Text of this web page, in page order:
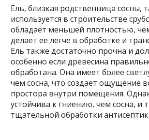
Ель, близкая родственница сосны,
используется в строительстве
обладает меньшей плотностью,
делает ее легче в обработке и
Ель также достаточно прочна и
особенно если древесина
обработана. Она имеет более
чем сосна, что создает ощущение
простора внутри помещения.
устойчива к гниению, чем сосна, и
тщательной обработки